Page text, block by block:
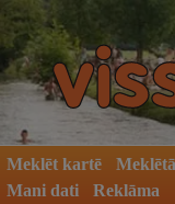
Meklēt kartē
Mani dati
Reklāma